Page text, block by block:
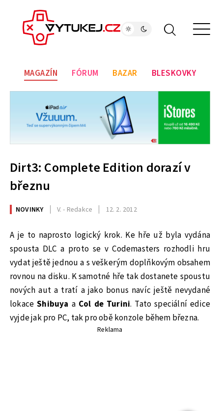
MAGAZÍN FÓRUM BAZAR BLESKOVKY
Dirt3: Complete Edition dorazí v
březnu
NOVINKY V. - Redakce 12. 2. 2012
A je to naprosto logický krok. Ke hře už byla vydána
spousta DLC a proto se v Codemasters rozhodli hru
vydat ještě jednou a s veškerým doplňkovým obsahem
rovnou na disku. K samotné hře tak dostanete spoustu
nových aut a tratí a jako bonus navíc ještě nevydané
lokaceShibuya a Col de Turini. Tato speciální edice
vyjde jak pro PC, tak pro obě konzole během března.
Reklama